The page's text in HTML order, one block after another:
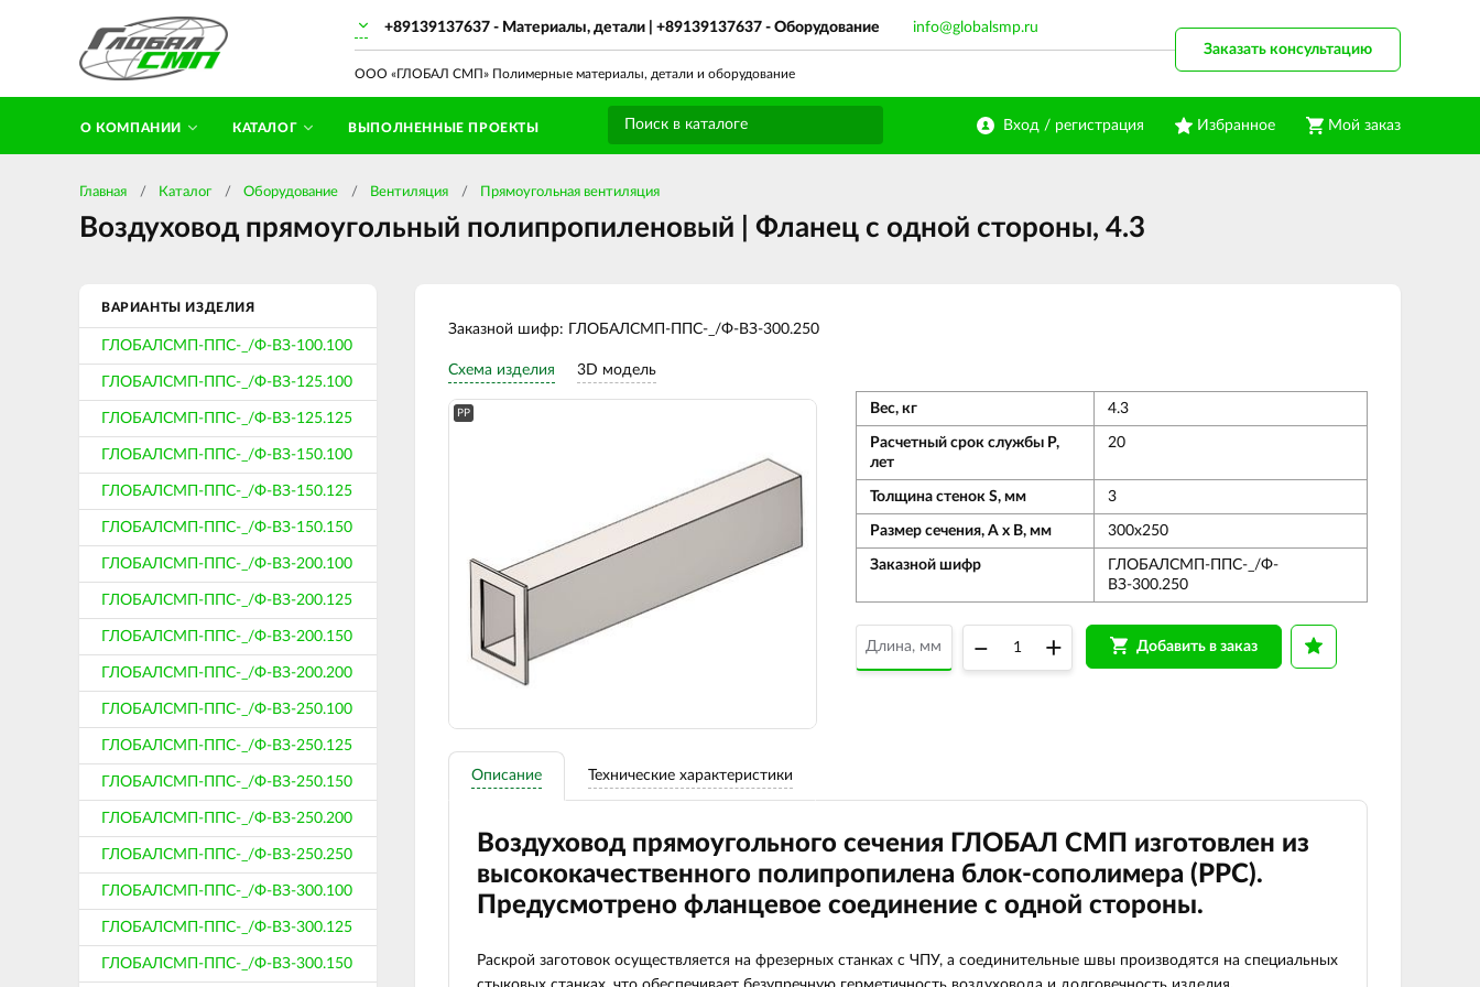
ООО «ГЛОБАЛ СМП» Полимерные материалы, детали и оборудование
+89139137637 - Материалы, детали | +89139137637 - Оборудование info@globalsmp.ru
Вход / регистрация Избранное Мой заказ
О КОМПАНИИ КАТАЛОГ ВЫПОЛНЕННЫЕ ПРОЕКТЫ
Заказать консультацию
Главная Каталог Оборудование Вентиляция Прямоугольная вентиляция
Воздуховод прямоугольный полипропиленовый | Фланец с одной стороны, 4.3
ВАРИАНТЫ ИЗДЕЛИЯ
ГЛОБАЛСМП-ППС-_/Ф-ВЗ-100.100
ГЛОБАЛСМП-ППС-_/Ф-ВЗ-125.100
ГЛОБАЛСМП-ППС-_/Ф-ВЗ-125.125
ГЛОБАЛСМП-ППС-_/Ф-ВЗ-150.100
ГЛОБАЛСМП-ППС-_/Ф-ВЗ-150.125
ГЛОБАЛСМП-ППС-_/Ф-ВЗ-150.150
ГЛОБАЛСМП-ППС-_/Ф-ВЗ-200.100
ГЛОБАЛСМП-ППС-_/Ф-ВЗ-200.125
ГЛОБАЛСМП-ППС-_/Ф-ВЗ-200.150
ГЛОБАЛСМП-ППС-_/Ф-ВЗ-200.200
ГЛОБАЛСМП-ППС-_/Ф-ВЗ-250.100
ГЛОБАЛСМП-ППС-_/Ф-ВЗ-250.125
ГЛОБАЛСМП-ППС-_/Ф-ВЗ-250.150
ГЛОБАЛСМП-ППС-_/Ф-ВЗ-250.200
ГЛОБАЛСМП-ППС-_/Ф-ВЗ-250.250
ГЛОБАЛСМП-ППС-_/Ф-ВЗ-300.100
ГЛОБАЛСМП-ППС-_/Ф-ВЗ-300.125
ГЛОБАЛСМП-ППС-_/Ф-ВЗ-300.150
Заказной шифр: ГЛОБАЛСМП-ППС-_/Ф-ВЗ-300.250
Схема изделия 3D модель
PP Вес, кг 4.3
Расчетный срок службы Р,
лет
20
Толщина стенок S, мм 3
Размер сечения, А х В, мм 300х250
Заказной шифр
ГЛОБАЛСМП-ППС-_/Ф-
ВЗ-300.250
– + Добавить в заказ
Описание Технические характеристики
Воздуховод прямоугольного сечения ГЛОБАЛ СМП изготовлен из
высококачественного полипропилена блок-сополимера (РРС).
Предусмотрено фланцевое соединение с одной стороны.
Раскрой заготовок осуществляется на фрезерных станках с ЧПУ, а соединительные швы производятся на специальных